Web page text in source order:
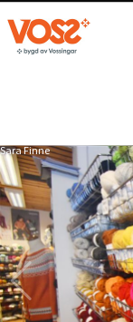
Sara Finne